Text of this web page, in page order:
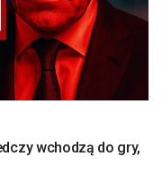
wchodzą do gry,